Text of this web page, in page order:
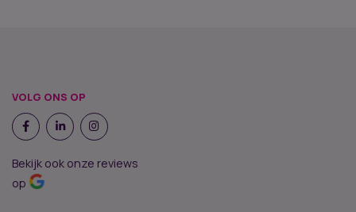
VOLG ONS OP
Bekijk ook onze reviews
op